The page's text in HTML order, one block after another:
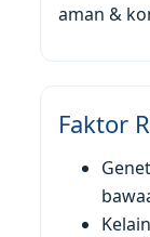
aman &
Faktor